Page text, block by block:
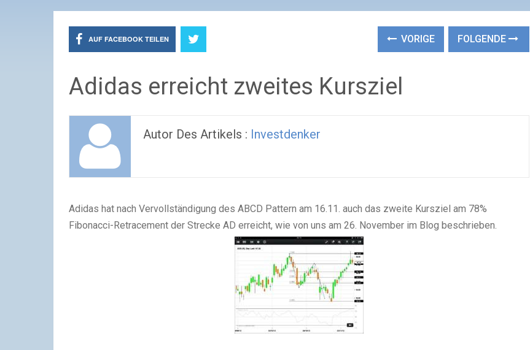
AUF FACEBOOK TEILEN VORIGE FOLGENDE
Adidas erreicht zweites Kursziel
Autor Des Artikels : Investdenker
Adidas hat nach Vervollständigung des ABCD Pattern am 16.11. auch das zweite Kursziel am 78%
Fibonacci-Retracement der Strecke AD erreicht, wie von uns am 26. November im Blog beschrieben.